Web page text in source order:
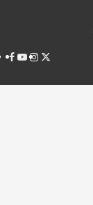
Facebook
Youtube
Instagram
Twitter